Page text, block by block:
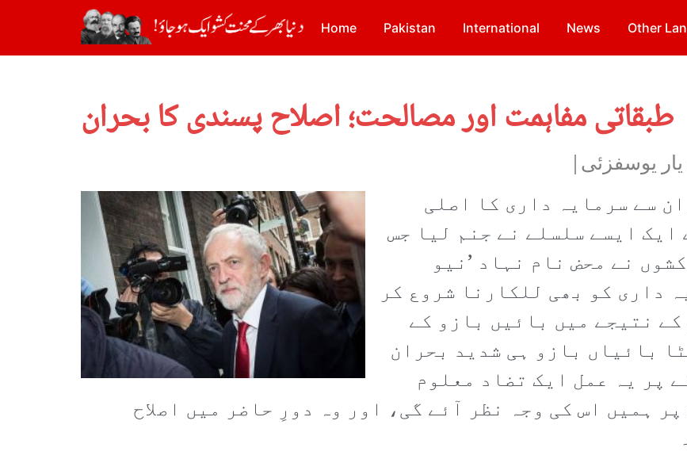
Home Pakistan International News Other
طبقاتی مفاہمت اور مصالحت؛ اصلاح پسندی کا بحران
یوسفزئی|
سے سرمایہ داری کا اصلی
ایسے سلسلے نے جنم لیا جس
نے محض نام نہاد ’نیو
داری کو بھی للکارنا شروع کر
نتیجے میں بائیں بازو کے
بائیاں بازو ہی شدید بحران
پر یہ عمل ایک تضاد معلوم
ہمیں اس کی وجہ نظر آئے گی، اور وہ دورِ حاضر میں اصلاح